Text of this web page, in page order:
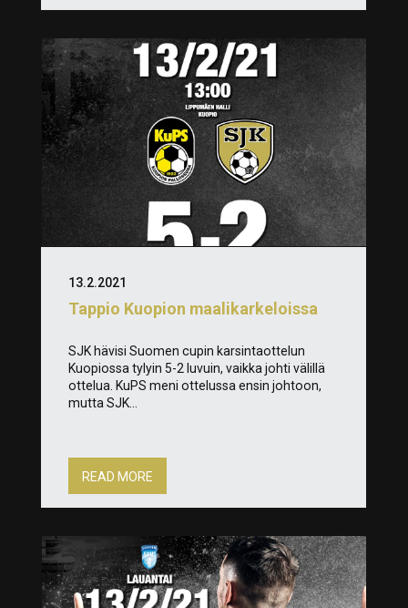
Tappio Kuopion maalikarkeloissa
13.2.2021
SJK hävisi Suomen cupin karsintaottelun
Kuopiossa tylyin 5-2 luvuin, vaikka johti välillä
ottelua. KuPS meni ottelussa ensin johtoon,
mutta SJK...
READ MORE